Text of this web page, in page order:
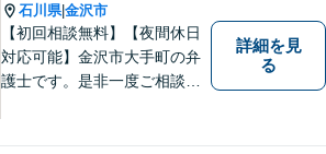
石川県|金沢市
【初回相談無料】【夜間休日
対応可能】金沢市大手町の弁
護士です。是非一度ご相談く
詳細を見
る